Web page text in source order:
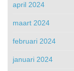
april 2024
maart 2024
februari 2024
januari 2024